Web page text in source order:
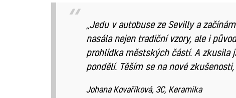
„Jedu v autobuse ze Sevilly a
nasála nejen tradiční vzory, ale i
prohlídka městských částí. A zkusila
pondělí. Těším se na nové
Johana Kovaříková, 3C, Keramika